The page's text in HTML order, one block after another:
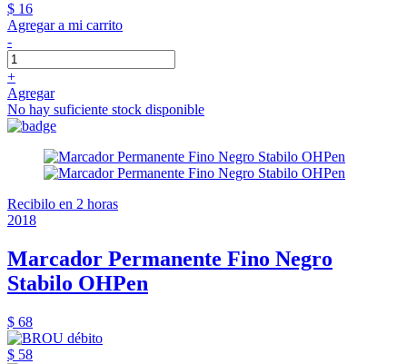
$ 16
Agregar a mi carrito
-
+
Agregar
No hay suficiente stock disponible
Recibilo en 2 horas
2018
Marcador Permanente Fino Negro
Stabilo OHPen
$ 68
$ 58